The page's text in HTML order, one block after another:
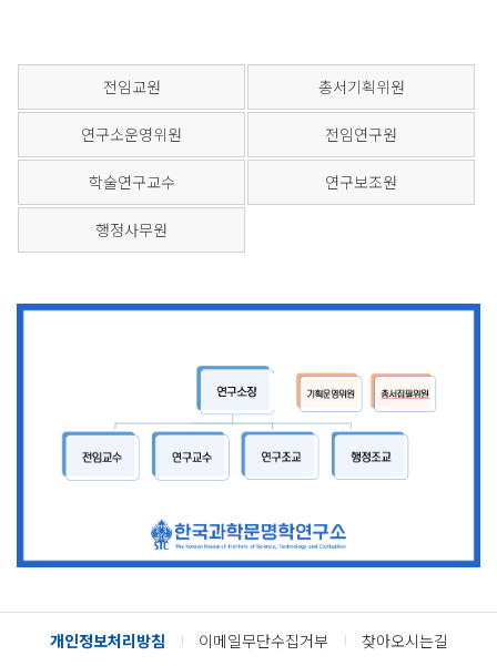
전임교원 총서기획위원
연구소운영위원 전임연구원
학술연구교수 연구보조원
행정사무원
개인정보처리방침 이메일무단수집거부 찾아오시는길